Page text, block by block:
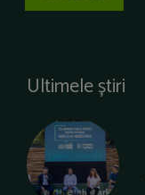
Ultimele știri